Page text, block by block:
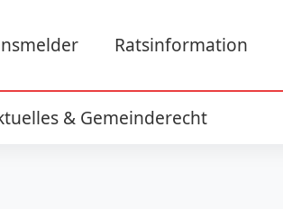
Ratsinformation
& Gemeinderecht